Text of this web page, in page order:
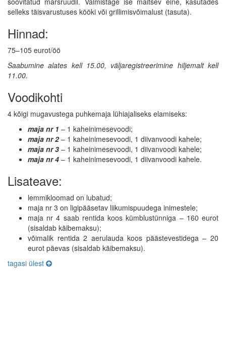
selleks täisvarustuses kööki või grillimisvõimalust (tasuta).
Hinnad:
75–105 eurot/öö
Saabumine alates kell 15.00, väljaregistreerimine hiljemalt kell
11.00.
Voodikohti
4 kõigi mugavustega puhkemaja lühiajaliseks elamiseks:
maja nr 1 – 1 kaheinimesevoodi;
maja nr 2– 1 kaheinimesevoodi, 1 diivanvoodi kahele;
maja nr 3 – 1 kaheinimesevoodi, 1 diivanvoodi kahele;
maja nr 4 – 1 kaheinimesevoodi, 1 diivanvoodi kahele.
Lisateave:
lemmikloomad on lubatud;
maja nr 3 on ligipääsetav liikumispuudega inimestele;
maja nr 4 saab rentida koos kümblustünniga – 160 eurot
(sisaldab käibemaksu);
võimalik rentida 2 aerulauda koos päästevestidega – 20
eurot päevas (sisaldab käibemaksu).
tagasi ülest